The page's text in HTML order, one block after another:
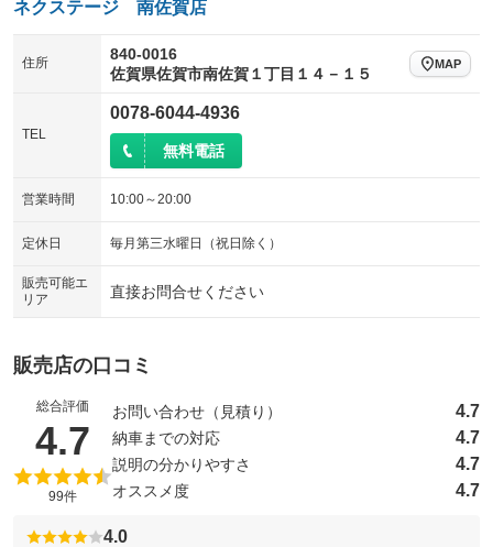
ネクステージ 南佐賀店
住所
840-0016
佐賀県佐賀市南佐賀１丁目１４－１５
MAP
TEL
0078-6044-4936
無料電話
営業時間 10:00～20:00
定休日 毎月第三水曜日（祝日除く）
販売可能エ
リア
直接お問合せください
販売店の口コミ
総合評価
4.7 （5点満点中）
99件
お問い合わせ（見積り） 4.7
納車までの対応 4.7
説明の分かりやすさ 4.7
オススメ度 4.7
4.0